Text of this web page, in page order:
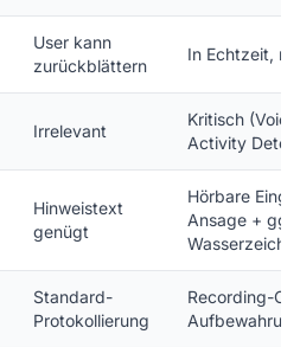
User kann
zurückblättern
In Echtzeit,
Irrelevant
Kritisch (Voice
Activity
Hinweistext
genügt
Hörbare
Ansage + ggf.
Standard-
Protokollierung
Recording-